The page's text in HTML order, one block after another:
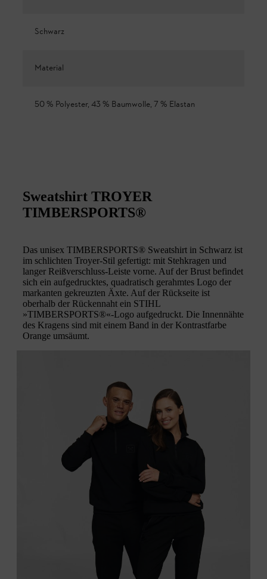
Schwarz
Material
50 % Polyester, 43 % Baumwolle, 7 % Elastan
Sweatshirt TROYER
TIMBERSPORTS®
Das unisex TIMBERSPORTS® Sweatshirt in Schwarz ist
im schlichten Troyer-Stil gefertigt: mit Stehkragen und
langer Reißverschluss-Leiste vorne. Auf der Brust befindet
sich ein aufgedrucktes, quadratisch gerahmtes Logo der
markanten gekreuzten Äxte. Auf der Rückseite ist
oberhalb der Rückennaht ein STIHL
»TIMBERSPORTS®«-Logo aufgedruckt. Die Innennähte
des Kragens sind mit einem Band in der Kontrastfarbe
Orange umsäumt.